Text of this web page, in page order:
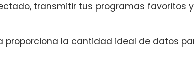
transmitir tus programas favoritos y
proporciona la cantidad ideal de datos